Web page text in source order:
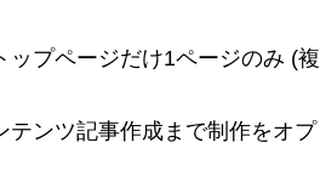
プページだけ1ページのみ (複
ンツ記事作成まで制作をオプ